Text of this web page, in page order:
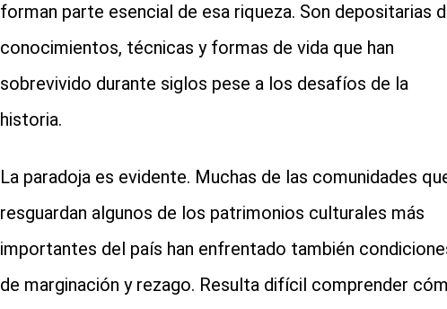
forman parte esencial de esa riqueza. Son depositarias
conocimientos, técnicas y formas de vida que han
sobrevivido durante siglos pese a los desafíos de la
historia.
La paradoja es evidente. Muchas de las comunidades
resguardan algunos de los patrimonios culturales más
importantes del país han enfrentado también
de marginación y rezago. Resulta difícil comprender